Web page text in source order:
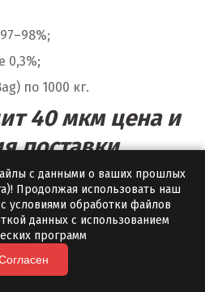
0,3%;
по 1000 кг.
40 мкм цена и
поставки
заказа и региона доставки.
с нашей доставкой — от 10
доставка по региону;
с данными о ваших прошлых
Продолжая использовать наш
условиями обработки файлов
данных с использованием
программ